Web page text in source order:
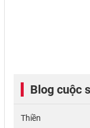
Blog cuộc
Thiền